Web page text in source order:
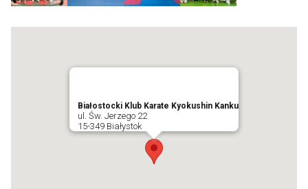
Białostocki Klub Karate Kyokushin Kanku
ul. Św. Jerzego 22
15-349 Białystok